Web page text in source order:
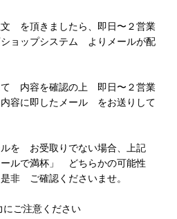
を頂きましたら、即日〜２営業
ップシステム よりメールが配
て 内容を確認の上 即日〜２営業
に即したメール をお送りして
ルを お受取りでない場合、上記
ールで満杯」 どちらかの可能性
非 ご確認くださいませ。
ご注意ください